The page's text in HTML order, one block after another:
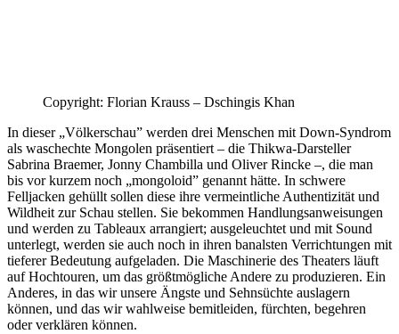
Copyright: Florian Krauss – Dschingis Khan
In dieser „Völkerschau” werden drei Menschen mit Down-Syndrom
als waschechte Mongolen präsentiert – die Thikwa-Darsteller
Sabrina Braemer, Jonny Chambilla und Oliver Rincke –, die man
bis vor kurzem noch „mongoloid” genannt hätte. In schwere
Felljacken gehüllt sollen diese ihre vermeintliche Authentizität und
Wildheit zur Schau stellen. Sie bekommen Handlungsanweisungen
und werden zu Tableaux arrangiert; ausgeleuchtet und mit Sound
unterlegt, werden sie auch noch in ihren banalsten Verrichtungen mit
tieferer Bedeutung aufgeladen. Die Maschinerie des Theaters läuft
auf Hochtouren, um das größtmögliche Andere zu produzieren. Ein
Anderes, in das wir unsere Ängste und Sehnsüchte auslagern
können, und das wir wahlweise bemitleiden, fürchten, begehren
oder verklären können.